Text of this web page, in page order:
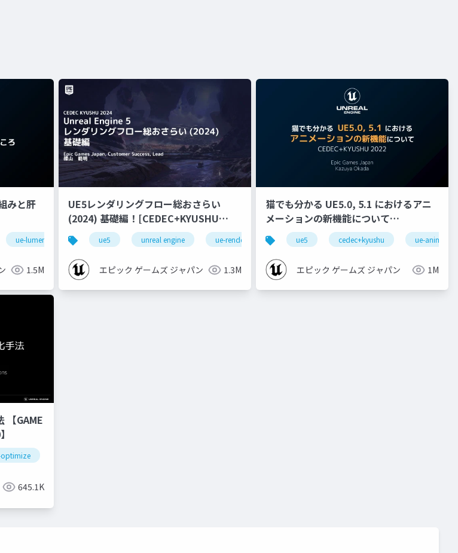
みと肝
ue-lumen
1.5M
UE5レンダリングフロー総おさらい
(2024) 基礎編！[CEDEC+KYUSHU
2024] ue5 unreal engine ue-rendering
エピック ゲームズ ジャパン 1.3M
猫でも分かる UE5.0, 5.1 におけるアニ
メーションの新機能について
【CEDEC+KYUSHU 2022】
ue5 cedec+kyushu ue-
エピック ゲームズ ジャパン 1M
【GAME
645.1K